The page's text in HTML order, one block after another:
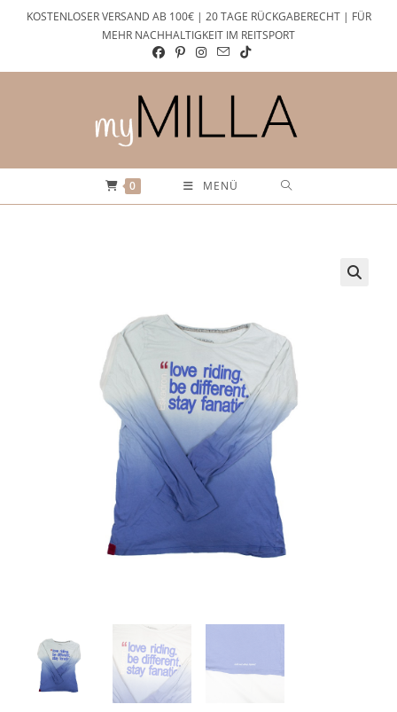
KOSTENLOSER VERSAND AB 100€ | 20 TAGE RÜCKGABERECHT | FÜR
MEHR NACHHALTIGKEIT IM REITSPORT
0 MENÜ